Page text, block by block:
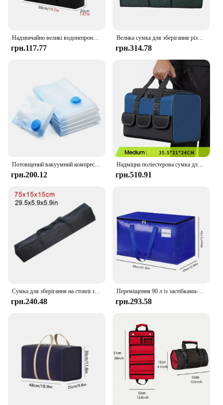
грн.117.77
Велика сумка для зберігання різдвяної ялинки Водонепроникна ванна 5 6 7 футів Різдвяна ялинка Декорація Вінок Ящик для зберігання Ручки Органайзер для дому
грн.314.78
грн.200.12
Надміцна поліестерова сумка для інструментів Зносостійкі сумки для зберігання великої місткості
грн.510.91
грн.240.48
Переміщення 90 л із застібками-блискавками та ручками Пересувні коробки 1-3 шт. Надміцна пакувальна сумка для зберігання, що складається для упаковки Переміщення для зберігання
грн.293.58